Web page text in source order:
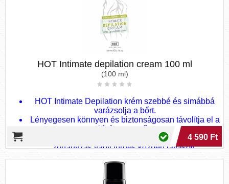
HOT Intimate depilation cream 100 ml
(100 ml)
HOT Intimate Depilation krém szebbé és simábbá
varázsolja a bőrt.
Lényegesen könnyen és biztonságosan távolítja el a
nem kívánt testszőrzetet.
A HOT Intimate Depilation krém használata leginkább
zuhanyzás vagy fürdés közben javasolt.
mellékelt spatulával kell felvinni oda, ahonnan a szőrt
4 590 Ft